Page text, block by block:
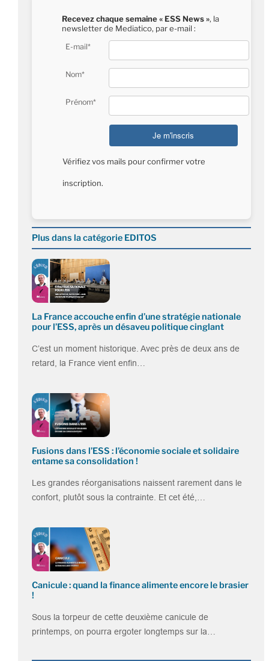
Recevez chaque semaine « ESS News », la
newsletter de Mediatico, par e-mail :
E-mail*
Nom*
Prénom*
Vérifiez vos mails pour confirmer votre
inscription.
Plus dans la catégorie EDITOS
La France accouche enfin d’une stratégie nationale
pour l’ESS, après un désaveu politique cinglant
C’est un moment historique. Avec près de deux ans de
retard, la France vient enfin…
Fusions dans l’ESS : l’économie sociale et solidaire
entame sa consolidation !
Les grandes réorganisations naissent rarement dans le
confort, plutôt sous la contrainte. Et cet été,…
Canicule : quand la finance alimente encore le brasier
!
Sous la torpeur de cette deuxième canicule de
printemps, on pourra ergoter longtemps sur la…